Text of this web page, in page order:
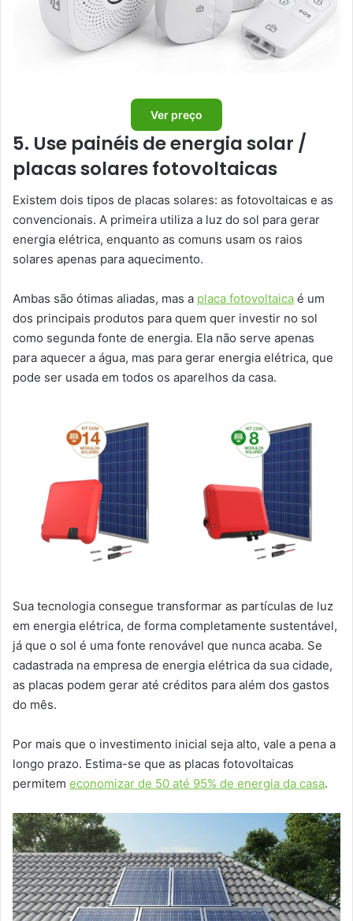
Ver preço
5. Use painéis de energia solar /
placas solares fotovoltaicas
Existem dois tipos de placas solares: as fotovoltaicas e as
convencionais. A primeira utiliza a luz do sol para gerar
energia elétrica, enquanto as comuns usam os raios
solares apenas para aquecimento.
Ambas são ótimas aliadas, mas a placa fotovoltaica é um
dos principais produtos para quem quer investir no sol
como segunda fonte de energia. Ela não serve apenas
para aquecer a água, mas para gerar energia elétrica, que
pode ser usada em todos os aparelhos da casa.
Sua tecnologia consegue transformar as partículas de luz
em energia elétrica, de forma completamente sustentável,
já que o sol é uma fonte renovável que nunca acaba. Se
cadastrada na empresa de energia elétrica da sua cidade,
as placas podem gerar até créditos para além dos gastos
do mês.
Por mais que o investimento inicial seja alto, vale a pena a
longo prazo. Estima-se que as placas fotovoltaicas
permitem economizar de 50 até 95% de energia da casa.